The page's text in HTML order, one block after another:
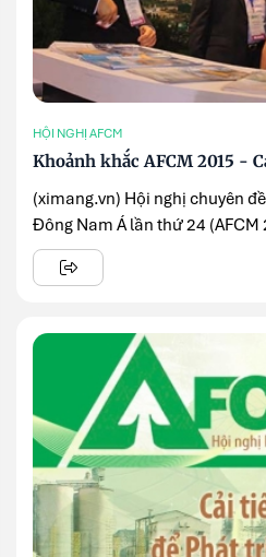
HỘI NGHỊ AFCM
Khoảnh khắc AFCM 2015 -
(ximang.vn) Hội nghị chuyên
Đông Nam Á lần thứ 24
cấp công ...